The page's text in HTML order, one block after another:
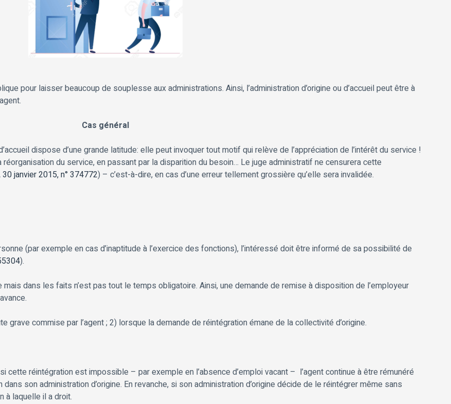
pour laisser beaucoup de souplesse aux administrations. Ainsi, l’administration d’origine ou d’accueil peut être à
Cas général
dispose d’une grande latitude: elle peut invoquer tout motif qui relève de l’appréciation de l’intérêt du service !
réorganisation du service, en passant par la disparition du besoin… Le juge administratif ne censurera cette
30 janvier 2015, n° 374772) – c’est-à-dire, en cas d’une erreur tellement grossière qu’elle sera invalidée.
(par exemple en cas d’inaptitude à l’exercice des fonctions), l’intéressé doit être informé de sa possibilité de
).
mais dans les faits n’est pas tout le temps obligatoire. Ainsi, une demande de remise à disposition de l’employeur
grave commise par l’agent ; 2) lorsque la demande de réintégration émane de la collectivité d’origine.
cette réintégration est impossible – par exemple en l’absence d’emploi vacant – l’agent continue à être rémunéré
dans son administration d’origine. En revanche, si son administration d’origine décide de le réintégrer même sans
à laquelle il a droit.